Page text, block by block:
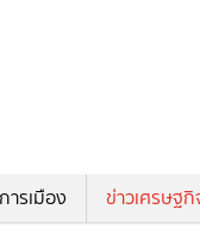
ารเมือง ข่าวเศรษฐกิ